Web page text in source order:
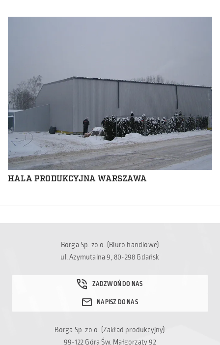
HALA PRODUKCYJNA WARSZAWA
Borga Sp. zo.o. (Biuro handlowe)
ul. Azymutalna 9, 80-298 Gdańsk
Borga Sp. zo.o. (Zakład produkcyjny)
99-122 Góra Św. Małgorzaty 92